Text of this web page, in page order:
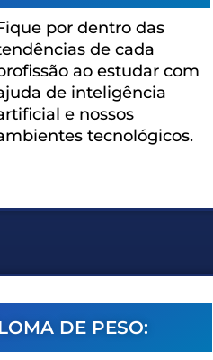
por dentro das
de cada
ao estudar com
de inteligência
e nossos
tecnológicos.
DE PESO: